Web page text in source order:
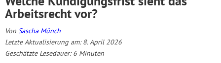
Arbeitsrecht vor?
Von Sascha Münch
Letzte Aktualisierung am: 8. April 2026
Geschätzte Lesedauer: 6 Minuten